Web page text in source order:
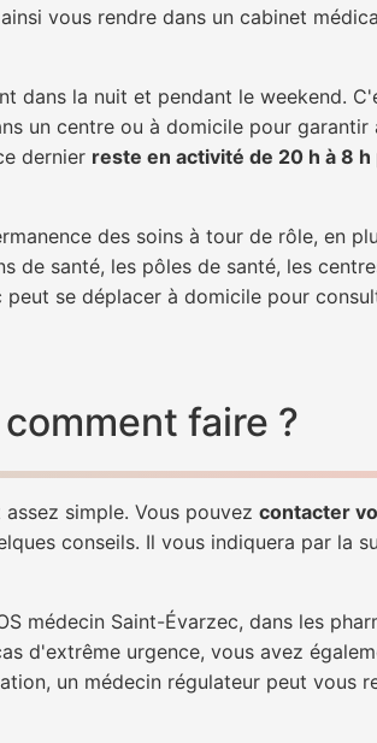
vous rendre dans un cabinet
dans la nuit et pendant le weekend.
un centre ou à domicile pour garantir
dernier reste en activité de 20 h à 8
des soins à tour de rôle, en
de santé, les pôles de santé, les
se déplacer à domicile pour
faire ?
simple. Vous pouvez contacter
conseils. Il vous indiquera par la
médecin Saint-Évarzec, dans les
d'extrême urgence, vous avez
un médecin régulateur peut vous